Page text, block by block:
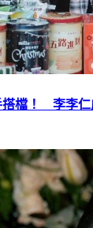
搭檔！ 李李仁